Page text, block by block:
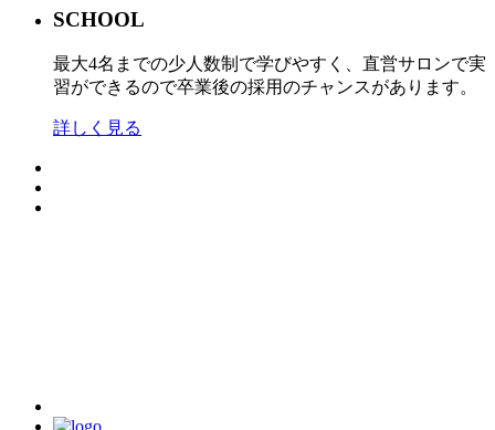
SCHOOL
最大4名までの少人数制で学びやすく、直営サロンで実
習ができるので卒業後の採用のチャンスがあります。
詳しく見る